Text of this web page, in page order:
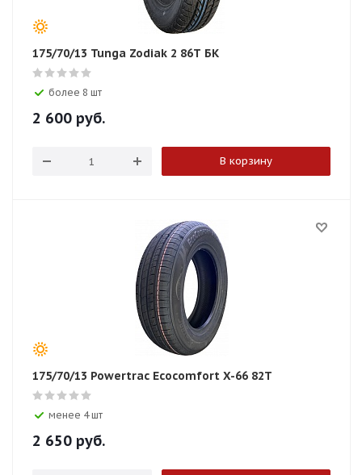
175/70/13 Tunga Zodiak 2 86T БК
более 8 шт
2 600 руб.
В корзину
175/70/13 Powertrac Ecocomfort X-66 82T
менее 4 шт
2 650 руб.